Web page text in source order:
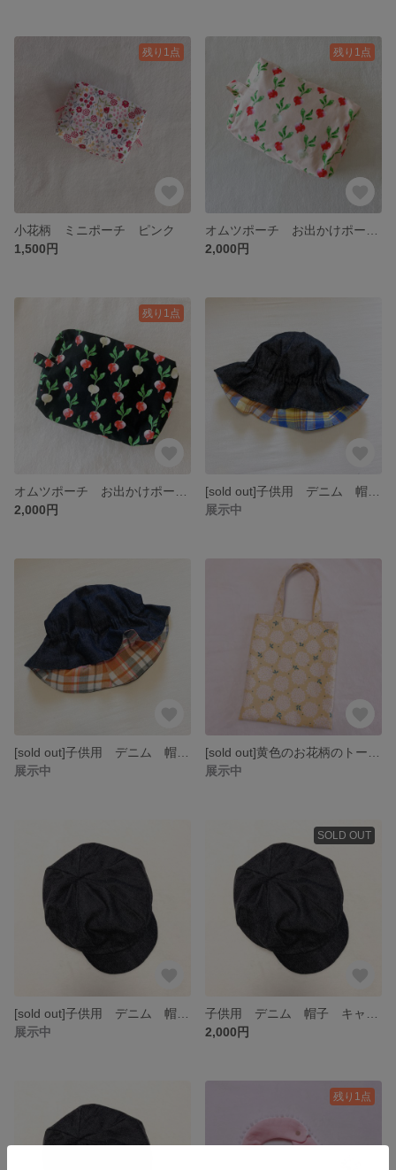
残り1点
小花柄 ミニポーチ ピンク
1,500円
残り1点
2,000円
残り1点
2,000円
展示中
展示中
展示中
展示中
SOLD OUT
2,000円
残り1点